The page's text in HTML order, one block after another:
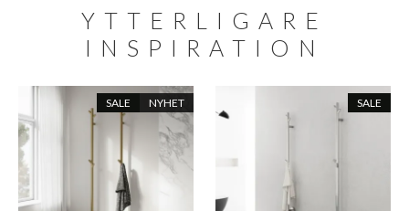
YTTERLIGARE
INSPIRATION
SALE NYHET SALE